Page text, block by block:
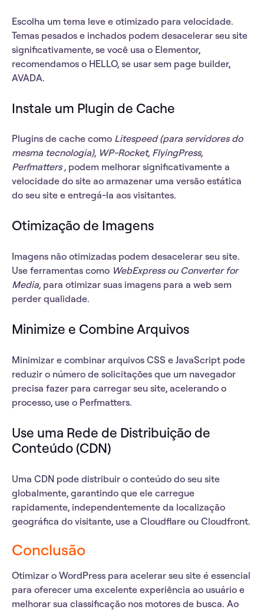
Escolha um tema leve e otimizado para velocidade.
Temas pesados e inchados podem desacelerar seu site
significativamente, se você usa o Elementor,
recomendamos o HELLO, se usar sem page builder,
AVADA.
Instale um Plugin de Cache
Plugins de cache como Litespeed (para servidores do
mesma tecnologia), WP-Rocket, FlyingPress,
Perfmatters , podem melhorar significativamente a
velocidade do site ao armazenar uma versão estática
do seu site e entregá-la aos visitantes.
Otimização de Imagens
Imagens não otimizadas podem desacelerar seu site.
Use ferramentas como WebExpress ou Converter for
Media, para otimizar suas imagens para a web sem
perder qualidade.
Minimize e Combine Arquivos
Minimizar e combinar arquivos CSS e JavaScript pode
reduzir o número de solicitações que um navegador
precisa fazer para carregar seu site, acelerando o
processo, use o Perfmatters.
Use uma Rede de Distribuição de
Conteúdo (CDN)
Uma CDN pode distribuir o conteúdo do seu site
globalmente, garantindo que ele carregue
rapidamente, independentemente da localização
geográfica do visitante, use a Cloudflare ou Cloudfront.
Conclusão
Otimizar o WordPress para acelerar seu site é essencial
para oferecer uma excelente experiência ao usuário e
melhorar sua classificação nos motores de busca. Ao